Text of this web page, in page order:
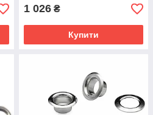
1 026 ₴
Купити